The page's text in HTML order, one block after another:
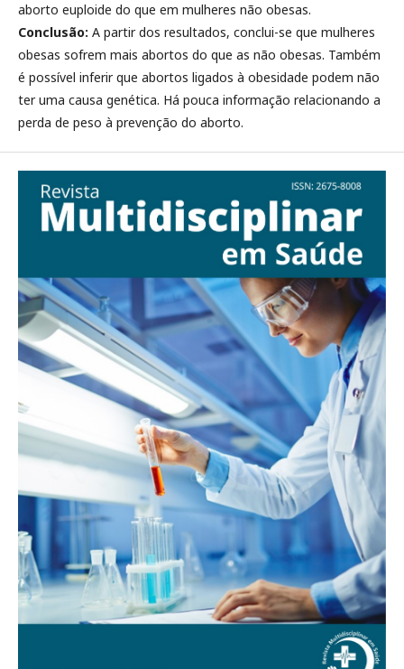
aborto euploide do que em mulheres não obesas.
Conclusão: A partir dos resultados, conclui-se que mulheres
obesas sofrem mais abortos do que as não obesas. Também
é possível inferir que abortos ligados à obesidade podem não
ter uma causa genética. Há pouca informação relacionando a
perda de peso à prevenção do aborto.